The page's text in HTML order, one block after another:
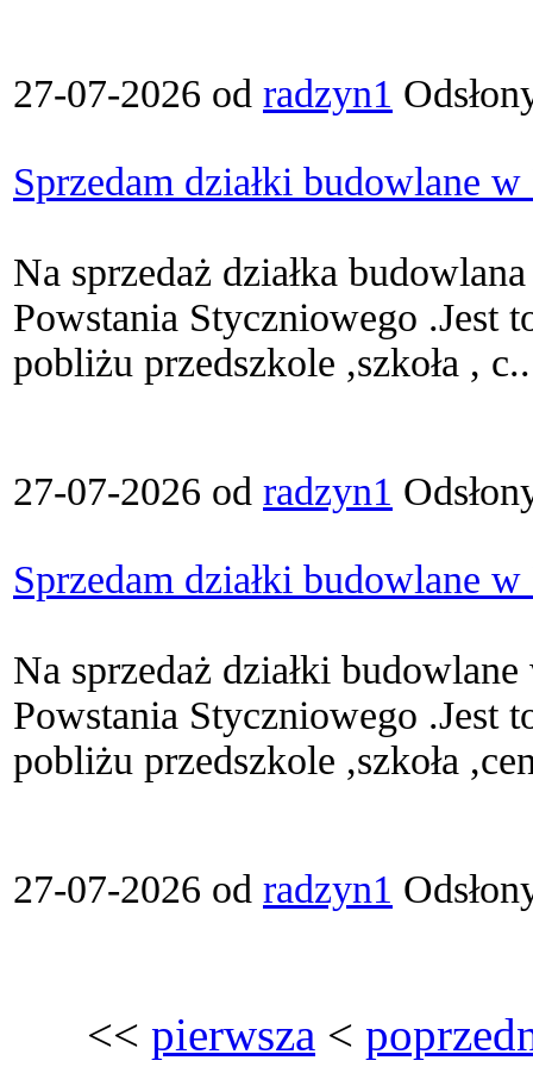
27-07-2026 od radzyn1
Sprzedam działki budowlane
Na sprzedaż działka
Powstania Styczniowego .Jest
pobliżu przedszkole ,szkoła ,
27-07-2026 od radzyn1
Sprzedam działki budowlane
Na sprzedaż działki
Powstania Styczniowego .Jest
pobliżu przedszkole ,szkoła
27-07-2026 od radzyn1
<< pierwsza <